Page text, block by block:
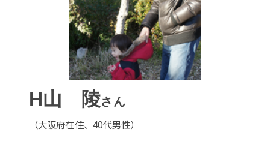
H山 陵さん
（大阪府在住、40代男性）